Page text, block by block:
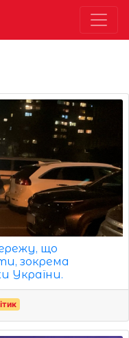
що
зокрема
України.